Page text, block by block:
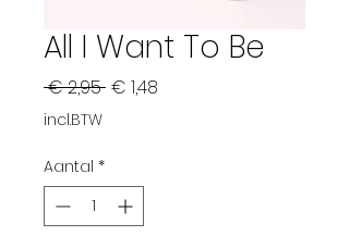
All I Want To Be
€ 2,95 Normale
€ 1,48
incl.BTW
Aantal *